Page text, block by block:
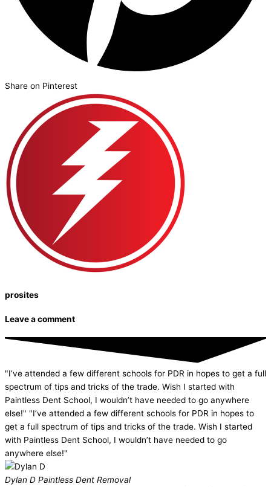
Share on Pinterest
prosites
Leave a comment
"I’ve attended a few different schools for PDR in hopes to get a full
spectrum of tips and tricks of the trade. Wish I started with
Paintless Dent School, I wouldn’t have needed to go anywhere
else!" "I’ve attended a few different schools for PDR in hopes to
get a full spectrum of tips and tricks of the trade. Wish I started
with Paintless Dent School, I wouldn’t have needed to go
anywhere else!"
Dylan D Paintless Dent Removal